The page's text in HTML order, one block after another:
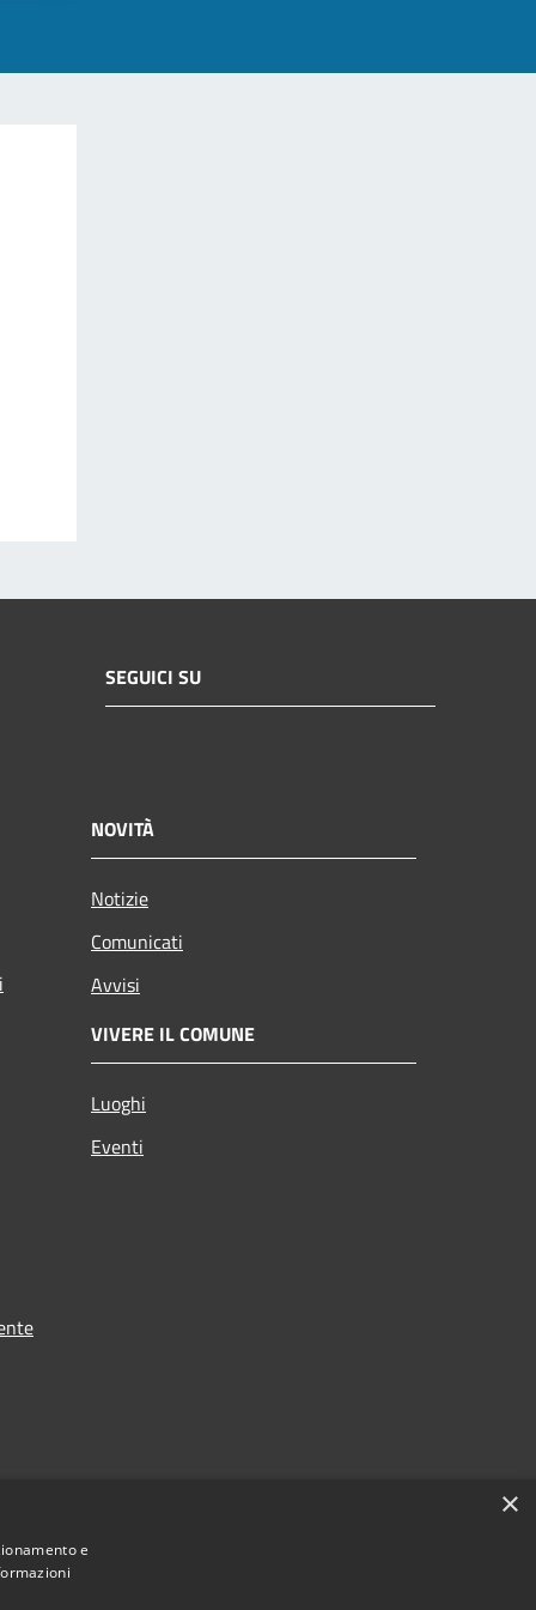
SEGUICI SU
NOVITÀ
Notizie
Comunicati
Avvisi
VIVERE IL COMUNE
Luoghi
Eventi
×
e